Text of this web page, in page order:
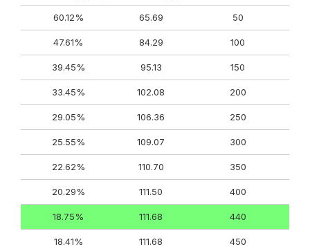
50
65.69
60.12%
100
84.29
47.61%
150
95.13
39.45%
200
102.08
33.45%
250
106.36
29.05%
300
109.07
25.55%
350
110.70
22.62%
400
111.50
20.29%
440
111.68
18.75%
450
111.68
18.41%